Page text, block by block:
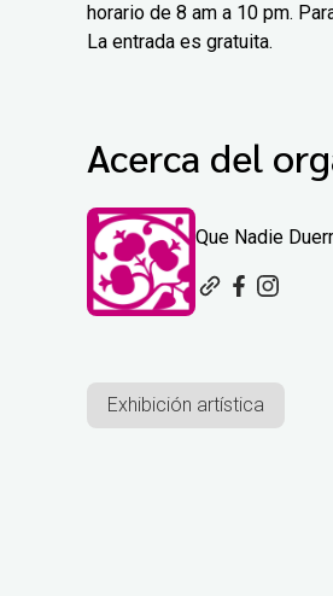
horario de 8 am a 10 pm.
La entrada es gratuita.
Acerca del
Que Nadie
Exhibición artística